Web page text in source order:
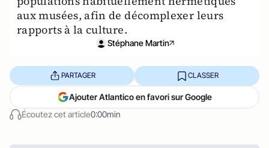
aux musées, afin de décomplexer leurs
rapports à la culture.
Stéphane Martin
Écoutez cet article0:00min
PARTAGER CLASSER
Ajouter Atlantico en favori sur Google